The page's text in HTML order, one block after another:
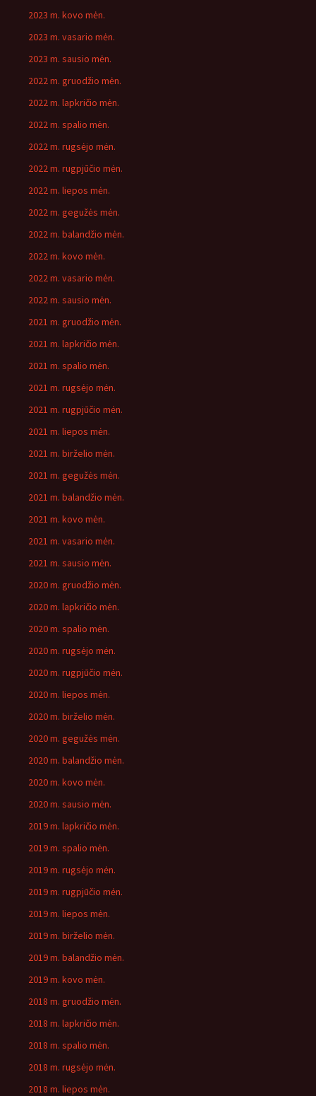
2023 m. kovo mėn.
2023 m. vasario mėn.
2023 m. sausio mėn.
2022 m. gruodžio mėn.
2022 m. lapkričio mėn.
2022 m. spalio mėn.
2022 m. rugsėjo mėn.
2022 m. rugpjūčio mėn.
2022 m. liepos mėn.
2022 m. gegužės mėn.
2022 m. balandžio mėn.
2022 m. kovo mėn.
2022 m. vasario mėn.
2022 m. sausio mėn.
2021 m. gruodžio mėn.
2021 m. lapkričio mėn.
2021 m. spalio mėn.
2021 m. rugsėjo mėn.
2021 m. rugpjūčio mėn.
2021 m. liepos mėn.
2021 m. birželio mėn.
2021 m. gegužės mėn.
2021 m. balandžio mėn.
2021 m. kovo mėn.
2021 m. vasario mėn.
2021 m. sausio mėn.
2020 m. gruodžio mėn.
2020 m. lapkričio mėn.
2020 m. spalio mėn.
2020 m. rugsėjo mėn.
2020 m. rugpjūčio mėn.
2020 m. liepos mėn.
2020 m. birželio mėn.
2020 m. gegužės mėn.
2020 m. balandžio mėn.
2020 m. kovo mėn.
2020 m. sausio mėn.
2019 m. lapkričio mėn.
2019 m. spalio mėn.
2019 m. rugsėjo mėn.
2019 m. rugpjūčio mėn.
2019 m. liepos mėn.
2019 m. birželio mėn.
2019 m. balandžio mėn.
2019 m. kovo mėn.
2018 m. gruodžio mėn.
2018 m. lapkričio mėn.
2018 m. spalio mėn.
2018 m. rugsėjo mėn.
2018 m. liepos mėn.